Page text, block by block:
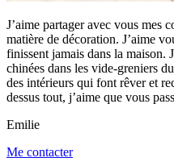
J’aime partager avec vous mes
matière de décoration. J’aime
finissent jamais dans la maison.
chinées dans les vide-greniers
des intérieurs qui font rêver et
dessus tout, j’aime que vous
Emilie
Me contacter